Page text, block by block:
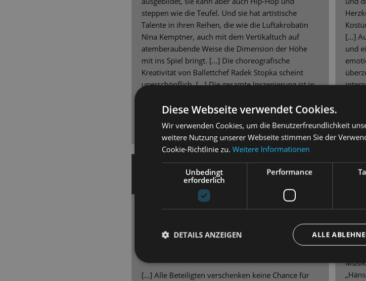
steppen wie die Teufel. Und sie hat artistische
Talente in ihren Reihen, die wie die Luftakrobatin
Nina Kemptner, auch mit dem Vertikaltuch auf
atemberaubende Weise die Dimension der Höhe
mit ins Spiel bringt. […] Die choreografische
Kreativität von Ballettchef Radek Stopka scheint
unerschöpflich. [...] Die gesamte Inszenierung ist in
der Stabführung von Johannes Pell aus dem Graben
kommt und dem, was dazu oben auf der Bühne
abläuft, gibt es keine Millisekunde an Verschiebung.
[…]
und
die
Das
wie
DRESDNER NEUESTE NACHRICHTEN
Die zeitkritische Revue „Zwei Krawatten“ von
1929 ist an der Staatsoperette Dresden als
[…] Alle Beteiligten verschenken keine Chance für
Diese Webseite verwendet Cookies.
Wir verwenden Cookies, um die Benutzerfreundlichkeit
weitere Nutzung unserer Webseite stimmen Sie der
Cookie-Richtlinie zu. Weitere Informationen
Unbedingt
erforderlich
Performance
ALLE
DETAILS ANZEIGEN